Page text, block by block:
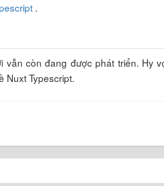
.
vẫn còn đang được phát triển. Hy
Nuxt Typescript.